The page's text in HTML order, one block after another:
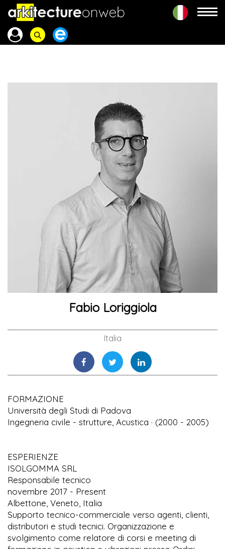
Fabio Loriggiola
Italia
FORMAZIONE
Università degli Studi di Padova
Ingegneria civile - strutture, Acustica · (2000 - 2005)
ESPERIENZE
ISOLGOMMA SRL
Responsabile tecnico
novembre 2017 - Present
Albettone, Veneto, Italia
Supporto tecnico-commerciale verso agenti, clienti,
distributori e studi tecnici. Organizzazione e
svolgimento come relatore di corsi e meeting di